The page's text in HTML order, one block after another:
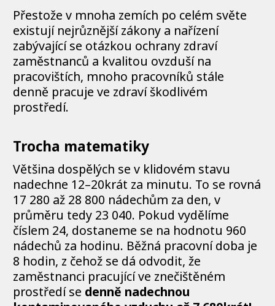
Přestože v mnoha zemích po celém světe
existují nejrůznější zákony a nařízení
zabývající se otázkou ochrany zdraví
zaměstnanců a kvalitou ovzduší na
pracovištích, mnoho pracovníků stále
denně pracuje ve zdraví škodlivém
prostředí.
Trocha matematiky
Většina dospělých se v klidovém stavu
nadechne 12–20krát za minutu. To se rovná
17 280 až 28 800 nádechům za den, v
průměru tedy 23 040. Pokud vydělíme
číslem 24, dostaneme se na hodnotu 960
nádechů za hodinu. Běžná pracovní doba je
8 hodin, z čehož se dá odvodit, že
zaměstnanci pracující ve znečištěném
prostředí se denně nadechnou